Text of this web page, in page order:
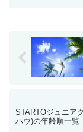
STARTOジュニア
ハウ)の年齢順一覧